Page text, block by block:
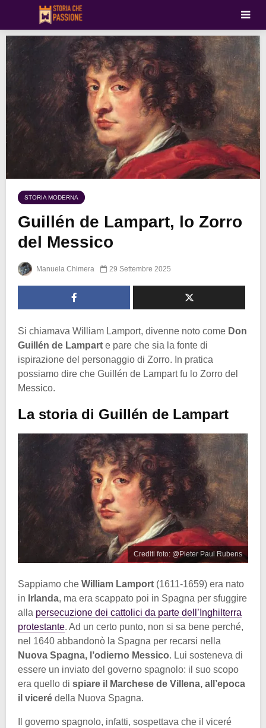
STORIA MODERNA
Guillén de Lampart, lo Zorro
del Messico
Manuela Chimera 29 Settembre 2025
Si chiamava William Lamport, divenne noto come Don
Guillén de Lampart e pare che sia la fonte di
ispirazione del personaggio di Zorro. In pratica
possiamo dire che Guillén de Lampart fu lo Zorro del
Messico.
La storia di Guillén de Lampart
Crediti foto: @Pieter Paul Rubens
Sappiamo che William Lamport (1611-1659) era nato
in Irlanda, ma era scappato poi in Spagna per sfuggire
alla persecuzione dei cattolici da parte dell’Inghilterra
protestante. Ad un certo punto, non si sa bene perché,
nel 1640 abbandonò la Spagna per recarsi nella
Nuova Spagna, l’odierno Messico. Lui sosteneva di
essere un inviato del governo spagnolo: il suo scopo
era quello di spiare il Marchese de Villena, all’epoca
il viceré della Nuova Spagna.
Il governo spagnolo, infatti, sospettava che il viceré